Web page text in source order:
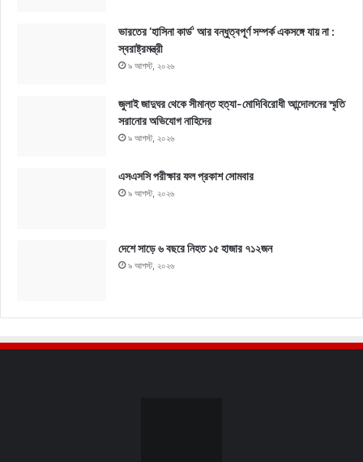
ভারতের ‘হাসিনা কার্ড’ আর বন্ধুত্বপূর্ণ সম্পর্ক একসঙ্গে যায় না :
স্বরাষ্ট্রমন্ত্রী
৯ আগস্ট, ২০২৬
জুলাই জাদুঘর থেকে সীমান্ত হত্যা-মোদিবিরোধী আন্দোলনের স্মৃতি
সরানোর অভিযোগ নাহিদের
৯ আগস্ট, ২০২৬
এসএসসি পরীক্ষার ফল প্রকাশ সোমবার
৯ আগস্ট, ২০২৬
দেশে সাড়ে ৬ বছরে নিহত ১৫ হাজার ৭১২জন
৯ আগস্ট, ২০২৬